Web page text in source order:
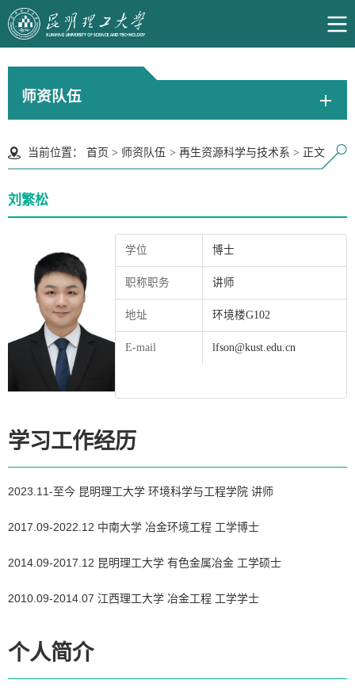
师资队伍
当前位置： 首页 > 师资队伍 > 再生资源科学与技术系 > 正文
刘繁松
学位 博士
职称职务 讲师
地址 环境楼G102
E-mail lfson@kust.edu.cn
学习工作经历
2023.11-至今 昆明理工大学 环境科学与工程学院 讲师
2017.09-2022.12 中南大学 冶金环境工程 工学博士
2014.09-2017.12 昆明理工大学 有色金属冶金 工学硕士
2010.09-2014.07 江西理工大学 冶金工程 工学学士
个人简介